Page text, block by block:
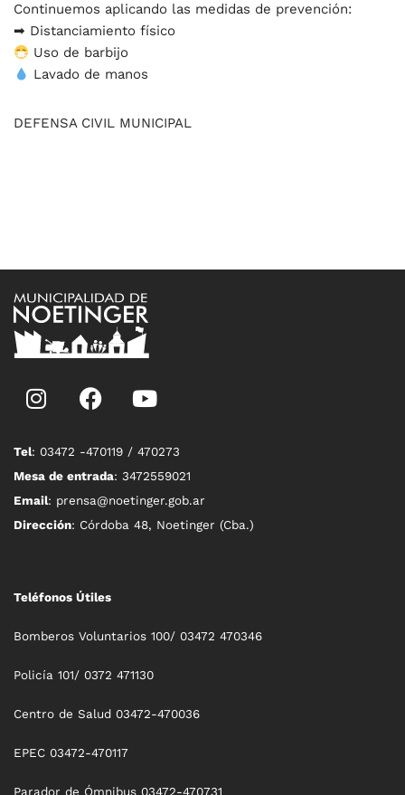
Continuemos aplicando las medidas de prevención:
➡ Distanciamiento físico
Uso de barbijo
Lavado de manos
DEFENSA CIVIL MUNICIPAL
Tel: 03472 -470119 / 470273
Mesa de entrada: 3472559021
Email: prensa@noetinger.gob.ar
Dirección: Córdoba 48, Noetinger (Cba.)
Teléfonos Útiles
Bomberos Voluntarios 100/ 03472 470346
Policía 101/ 0372 471130
Centro de Salud 03472-470036
EPEC 03472-470117
Parador de Ómnibus 03472-470731